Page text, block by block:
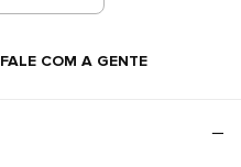
FALE COM A GENTE